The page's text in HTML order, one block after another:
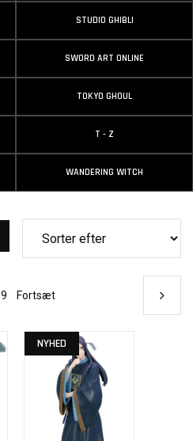
STUDIO GHIBLI
SWORD ART ONLINE
TOKYO GHOUL
T - Z
WANDERING WITCH
9 Fortsæt
NYHED